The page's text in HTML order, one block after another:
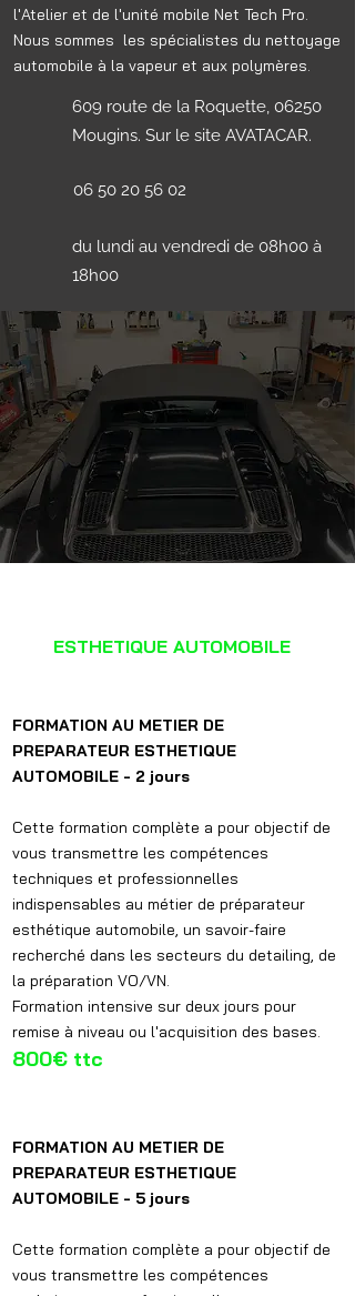
l'Atelier et de l'unité mobile Net Tech Pro.
​Nous sommes les spécialistes du nettoyage
automobile à la vapeur et aux polymères.
609 route de la Roquette, 06250
Mougins. Sur le site AVATACAR.
06 50 20 56 02
du lundi au vendredi de 08h00 à
18h00
ESTHETIQUE AUTOMOBILE
FORMATION AU METIER DE
PREPARATEUR ESTHETIQUE
AUTOMOBILE - 2 jours
Cette formation complète a pour objectif de
vous transmettre les compétences
techniques et professionnelles
indispensables au métier de préparateur
esthétique automobile, un savoir-faire
recherché dans les secteurs du detailing, de
la préparation VO/VN.
Formation intensive sur deux jours pour
remise à niveau ou l'acquisition des bases.
800€ ttc
FORMATION AU METIER DE
PREPARATEUR ESTHETIQUE
AUTOMOBILE - 5 jours
Cette formation complète a pour objectif de
vous transmettre les compétences